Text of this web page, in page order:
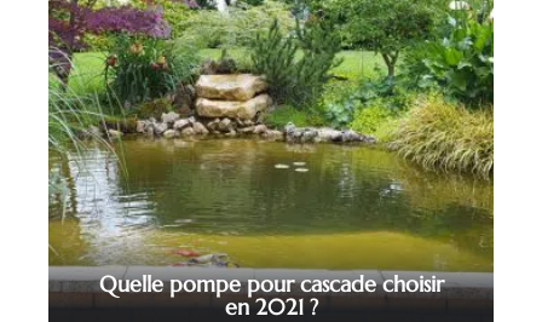
Quelle pompe pour cascade choisir
en 2021 ?